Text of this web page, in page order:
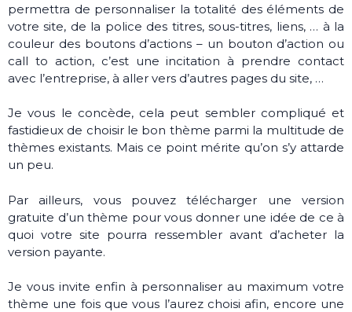
permettra de personnaliser la totalité des éléments de
votre site, de la police des titres, sous-titres, liens, … à la
couleur des boutons d’actions – un bouton d’action ou
call to action, c’est une incitation à prendre contact
avec l’entreprise, à aller vers d’autres pages du site, …
Je vous le concède, cela peut sembler compliqué et
fastidieux de choisir le bon thème parmi la multitude de
thèmes existants. Mais ce point mérite qu’on s’y attarde
un peu.
Par ailleurs, vous pouvez télécharger une version
gratuite d’un thème pour vous donner une idée de ce à
quoi votre site pourra ressembler avant d’acheter la
version payante.
Je vous invite enfin à personnaliser au maximum votre
thème une fois que vous l’aurez choisi afin, encore une